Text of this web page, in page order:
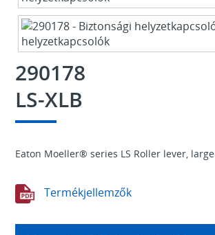
290178
LS-XLB
Eaton Moeller® series LS Roller lever, large
Termékjellemzők